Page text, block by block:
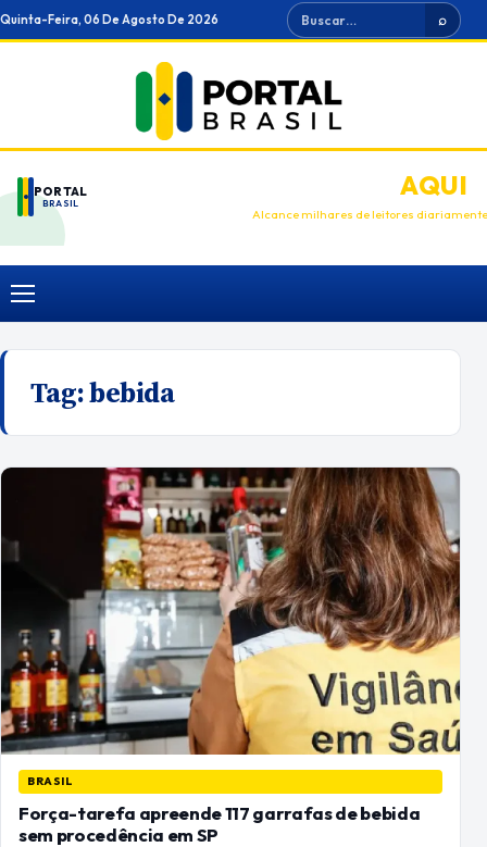
Ir
para
Quinta-Feira, 06 De Agosto De 2026 Buscar ⌕
PORTAL
BRASIL
ANUNCIEAQUI
Alcance milhares de leitores diariamente
Menu
Tag:bebida
BRASIL
Força-tarefa apreende 117 garrafas de bebida
sem procedência em SP